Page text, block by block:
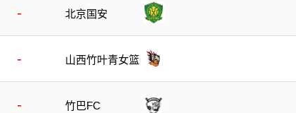
- 北京国安
- 山西竹叶青女篮
- 竹巴FC